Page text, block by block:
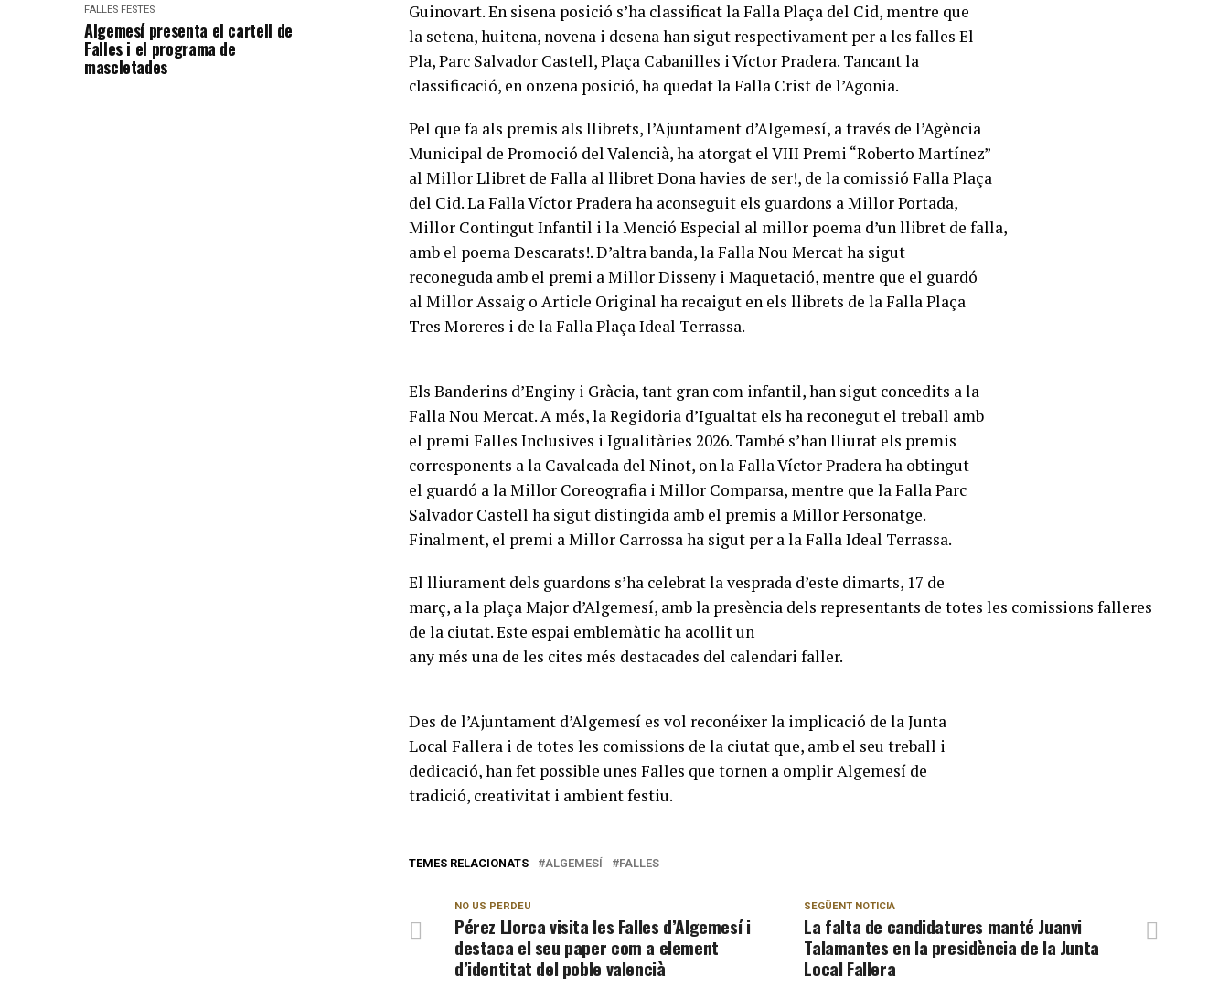
FALLES FESTES
Algemesí presenta el cartell de
Falles i el programa de
mascletades
Guinovart. En sisena posició s’ha classificat la Falla Plaça del Cid, mentre que
la setena, huitena, novena i desena han sigut respectivament per a les falles El
Pla, Parc Salvador Castell, Plaça Cabanilles i Víctor Pradera. Tancant la
classificació, en onzena posició, ha quedat la Falla Crist de l’Agonia.
Pel que fa als premis als llibrets, l’Ajuntament d’Algemesí, a través de l’Agència
Municipal de Promoció del Valencià, ha atorgat el VIII Premi “Roberto Martínez”
al Millor Llibret de Falla al llibret Dona havies de ser!, de la comissió Falla Plaça
del Cid. La Falla Víctor Pradera ha aconseguit els guardons a Millor Portada,
Millor Contingut Infantil i la Menció Especial al millor poema d’un llibret de falla,
amb el poema Descarats!. D’altra banda, la Falla Nou Mercat ha sigut
reconeguda amb el premi a Millor Disseny i Maquetació, mentre que el guardó
al Millor Assaig o Article Original ha recaigut en els llibrets de la Falla Plaça
Tres Moreres i de la Falla Plaça Ideal Terrassa.
Els Banderins d’Enginy i Gràcia, tant gran com infantil, han sigut concedits a la
Falla Nou Mercat. A més, la Regidoria d’Igualtat els ha reconegut el treball amb
el premi Falles Inclusives i Igualitàries 2026. També s’han lliurat els premis
corresponents a la Cavalcada del Ninot, on la Falla Víctor Pradera ha obtingut
el guardó a la Millor Coreografia i Millor Comparsa, mentre que la Falla Parc
Salvador Castell ha sigut distingida amb el premis a Millor Personatge.
Finalment, el premi a Millor Carrossa ha sigut per a la Falla Ideal Terrassa.
El lliurament dels guardons s’ha celebrat la vesprada d’este dimarts, 17 de
març, a la plaça Major d’Algemesí, amb la presència dels representants de totes les comissions falleres
de la ciutat. Este espai emblemàtic ha acollit un
any més una de les cites més destacades del calendari faller.
Des de l’Ajuntament d’Algemesí es vol reconéixer la implicació de la Junta
Local Fallera i de totes les comissions de la ciutat que, amb el seu treball i
dedicació, han fet possible unes Falles que tornen a omplir Algemesí de
tradició, creativitat i ambient festiu.
TEMES RELACIONATS ALGEMESÍ FALLES
SEGÜENT NOTICIA
La falta de candidatures manté Juanvi
Talamantes en la presidència de la Junta
Local Fallera
NO US PERDEU
Pérez Llorca visita les Falles d’Algemesí i
destaca el seu paper com a element
d’identitat del poble valencià